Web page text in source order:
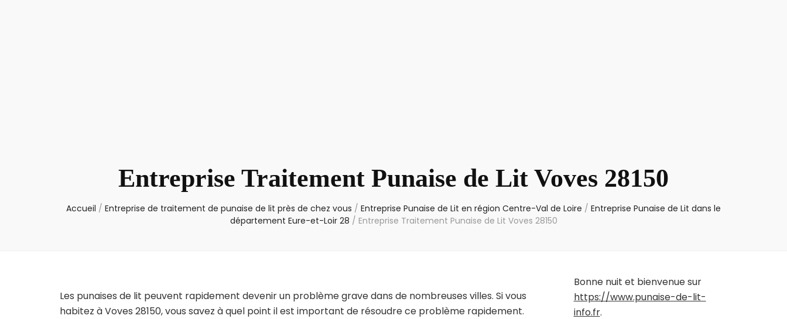
Entreprise Traitement Punaise de Lit Voves 28150
Accueil / Entreprise de traitement de punaise de lit près de chez vous / Entreprise Punaise de Lit en région Centre-Val de Loire / Entreprise Punaise de Lit dans le
département Eure-et-Loir 28 / Entreprise Traitement Punaise de Lit Voves 28150
Les punaises de lit peuvent rapidement devenir un problème grave dans de nombreuses villes. Si vous
habitez à Voves 28150, vous savez à quel point il est important de résoudre ce problème rapidement.
Bonne nuit et bienvenue sur
https://www.punaise-de-lit-
info.fr.